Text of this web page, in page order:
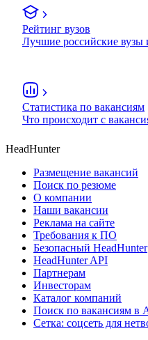
Рейтинг вузов
Лучшие российские вузы
Статистика по вакансиям
Что происходит с
HeadHunter
Размещение вакансий
Поиск по резюме
О компании
Наши вакансии
Реклама на сайте
Требования к ПО
Безопасный HeadHunter
HeadHunter API
Партнерам
Инвесторам
Каталог компаний
Поиск по вакансиям в
Сетка: соцсеть для